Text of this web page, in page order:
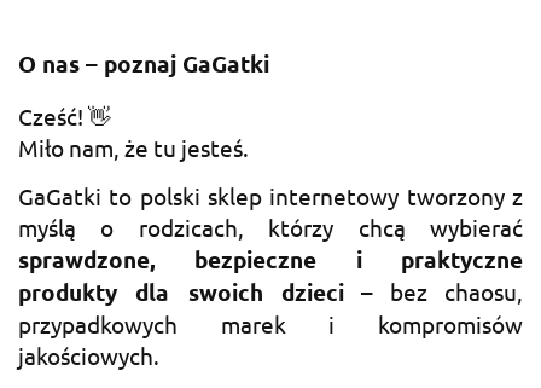
O nas – poznaj GaGatki
Cześć! 👋
Miło nam, że tu jesteś.
GaGatki to polski sklep internetowy tworzony z
myślą o rodzicach, którzy chcą wybierać
sprawdzone, bezpieczne i praktyczne
produkty dla swoich dzieci – bez chaosu,
przypadkowych marek i kompromisów
jakościowych.